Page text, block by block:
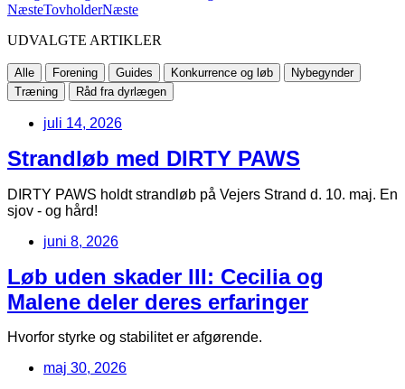
NæsteTovholderNæste
UDVALGTE ARTIKLER
Alle Forening Guides Konkurrence og løb
Nybegynder
Træning
Råd fra dyrlægen
juli 14, 2026
Strandløb med DIRTY PAWS
DIRTY PAWS holdt strandløb på Vejers Strand d. 10. maj. En
sjov - og hård!
juni 8, 2026
Løb uden skader III: Cecilia og
Malene deler deres erfaringer
Hvorfor styrke og stabilitet er afgørende.
maj 30, 2026